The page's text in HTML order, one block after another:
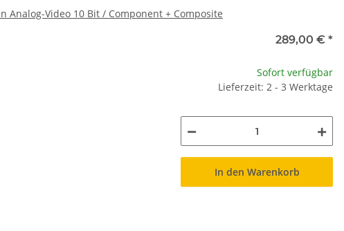
Analog-Video 10 Bit / Component + Composite
289,00 € *
Sofort verfügbar
Lieferzeit: 2 - 3 Werktage
In den Warenkorb